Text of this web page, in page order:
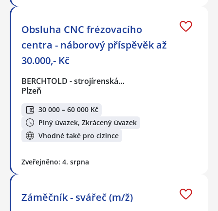
Obsluha CNC frézovacího
centra - náborový příspěvěk až
30.000,- Kč
BERCHTOLD - strojírenská…
Plzeň
30 000 – 60 000 Kč
Plný úvazek, Zkrácený úvazek
Vhodné také pro cizince
Zveřejněno: 4. srpna
Záměčník - svářeč (m/ž)